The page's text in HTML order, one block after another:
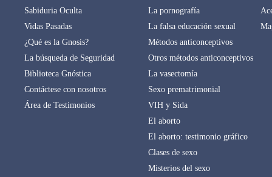
Sabiduria Oculta
Vidas Pasadas
¿Qué es la Gnosis?
La búsqueda de Seguridad
Biblioteca Gnóstica
Contáctese con nosotros
Área de Testimonios
La pornografía
La falsa educación sexual
Métodos anticonceptivos
Otros métodos anticonceptivos
La vasectomía
Sexo prematrimonial
VIH y Sida
El aborto
El aborto: testimonio gráfico
Clases de sexo
Misterios del sexo